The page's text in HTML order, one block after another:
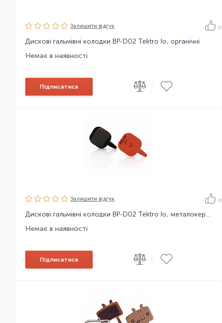
Залишити вiдгук 0
Дискові гальмівні колодки BP-D02 Tektro Io, органічні
Немає в наявності
Підписатися
Залишити вiдгук 0
Дискові гальмівні колодки BP-D02 Tektro Io, металокерамічні
Немає в наявності
Підписатися